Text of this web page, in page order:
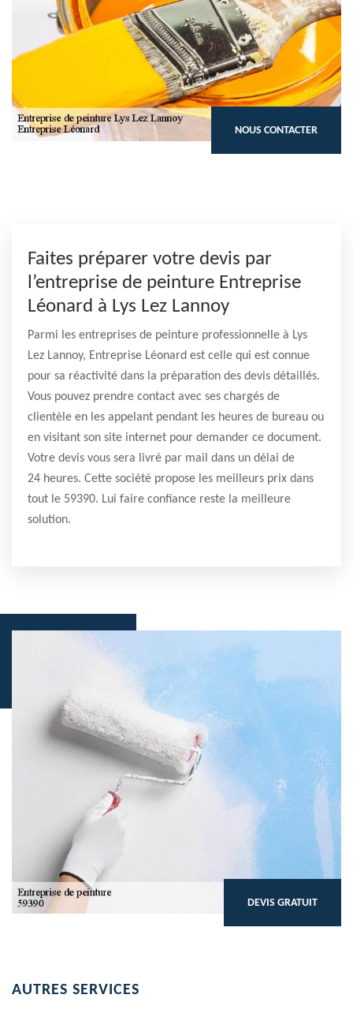
NOUS CONTACTER
DEVIS GRATUIT
Faites préparer votre devis par
l’entreprise de peinture Entreprise
Léonard à Lys Lez Lannoy
Parmi les entreprises de peinture professionnelle à Lys
Lez Lannoy, Entreprise Léonard est celle qui est connue
pour sa réactivité dans la préparation des devis détaillés.
Vous pouvez prendre contact avec ses chargés de
clientèle en les appelant pendant les heures de bureau ou
en visitant son site internet pour demander ce document.
Votre devis vous sera livré par mail dans un délai de
24 heures. Cette société propose les meilleurs prix dans
tout le 59390. Lui faire confiance reste la meilleure
solution.
AUTRES SERVICES